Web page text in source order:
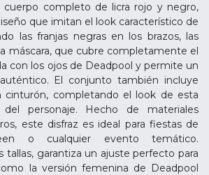
cuerpo completo de licra rojo y negro,
que imitan el look característico de
las franjas negras en los brazos, las
máscara, que cubre completamente el
con los ojos de Deadpool y permite un
El conjunto también incluye
cinturón, completando el look de esta
personaje. Hecho de materiales
este disfraz es ideal para fiestas de
o cualquier evento temático.
tallas, garantiza un ajuste perfecto para
la versión femenina de Deadpool